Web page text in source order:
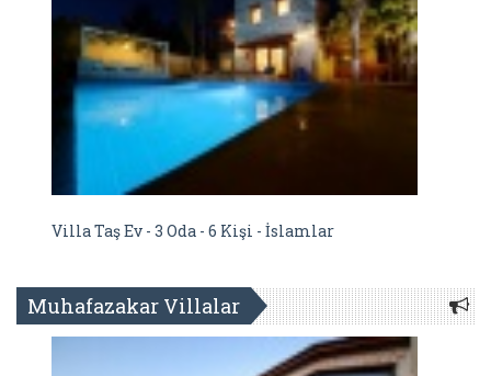
Villa Taş Ev - 3 Oda - 6 Kişi - İslamlar
Muhafazakar Villalar